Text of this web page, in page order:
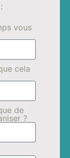
vous
cela
de
?